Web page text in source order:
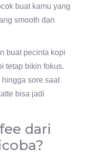
buat kamu yang
smooth dan
buat pecinta kopi
tetap bikin fokus.
sore saat
bisa jadi
dari